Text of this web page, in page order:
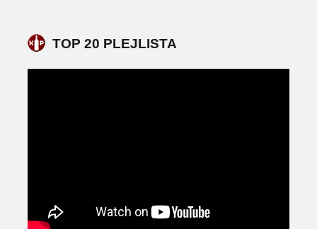
TOP 20 PLEJLISTA